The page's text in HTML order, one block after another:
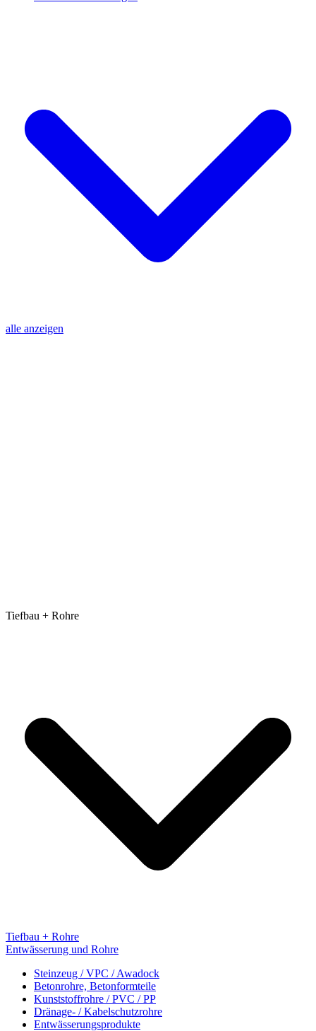
alle anzeigen
Tiefbau + Rohre
Tiefbau + Rohre
Entwässerung und Rohre
Steinzeug / VPC / Awadock
Betonrohre, Betonformteile
Kunststoffrohre / PVC / PP
Dränage- / Kabelschutzrohre
Entwässerungsprodukte